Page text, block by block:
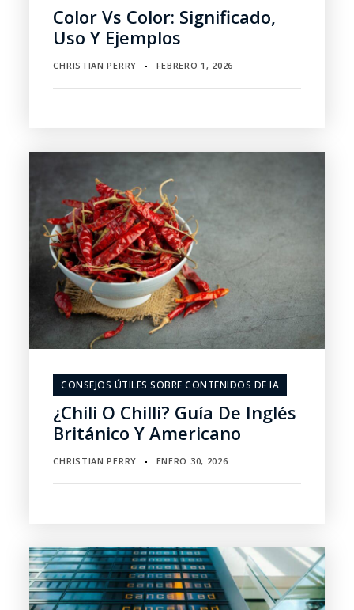
Color Vs Color: Significado,
Uso Y Ejemplos
CHRISTIAN PERRY ▪ FEBRERO 1, 2026
CONSEJOS ÚTILES SOBRE CONTENIDOS DE IA
¿Chili O Chilli? Guía De Inglés
Británico Y Americano
CHRISTIAN PERRY ▪ ENERO 30, 2026